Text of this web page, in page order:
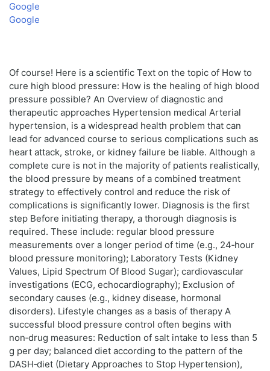
Google
Google
Of course! Here is a scientific Text on the topic of How to
cure high blood pressure: How is the healing of high blood
pressure possible? An Overview of diagnostic and
therapeutic approaches Hypertension medical Arterial
hypertension, is a widespread health problem that can
lead for advanced course to serious complications such as
heart attack, stroke, or kidney failure be liable. Although a
complete cure is not in the majority of patients realistically,
the blood pressure by means of a combined treatment
strategy to effectively control and reduce the risk of
complications is significantly lower. Diagnosis is the first
step Before initiating therapy, a thorough diagnosis is
required. These include: regular blood pressure
measurements over a longer period of time (e.g., 24‑hour
blood pressure monitoring); Laboratory Tests (Kidney
Values, Lipid Spectrum Of Blood Sugar); cardiovascular
investigations (ECG, echocardiography); Exclusion of
secondary causes (e.g., kidney disease, hormonal
disorders). Lifestyle changes as a basis of therapy A
successful blood pressure control often begins with
non‑drug measures: Reduction of salt intake to less than 5
g per day; balanced diet according to the pattern of the
DASH‑diet (Dietary Approaches to Stop Hypertension),